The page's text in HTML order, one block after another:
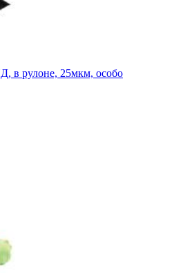
в рулоне, 25мкм, особо